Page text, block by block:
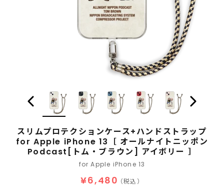
スリムプロテクションケース+ハンドストラップ
for Apple iPhone 13［ オールナイトニッポン
Podcast[トム・ブラウン] アイボリー ］
for Apple iPhone 13
¥6,480 （税込）